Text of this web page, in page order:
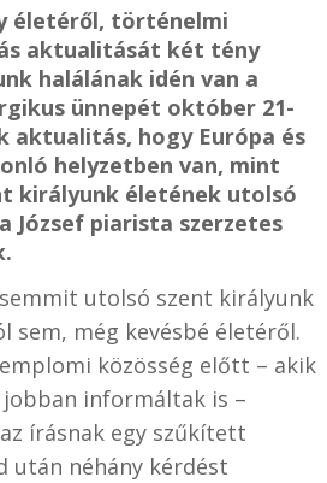
életéről, történelmi
aktualitását két tény
halálának idén van a
ünnepét október 21-
aktualitás, hogy Európa és
helyzetben van, mint
királyunk életének utolsó
József piarista szerzetes
utolsó szent királyunk
sem, még kevésbé életéről.
közösség előtt – akik
informáltak is –
írásnak egy szűkített
után néhány kérdést